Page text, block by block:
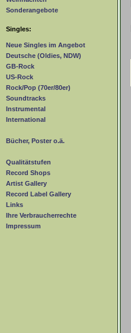
Sonderangebote
Singles:
Neue Singles im Angebot
Deutsche (Oldies, NDW)
GB-Rock
US-Rock
Rock/Pop (70er/80er)
Soundtracks
Instrumental
International
Bücher, Poster o.ä.
Qualitätstufen
Record Shops
Artist Gallery
Record Label Gallery
Links
Ihre Verbraucherrechte
Impressum